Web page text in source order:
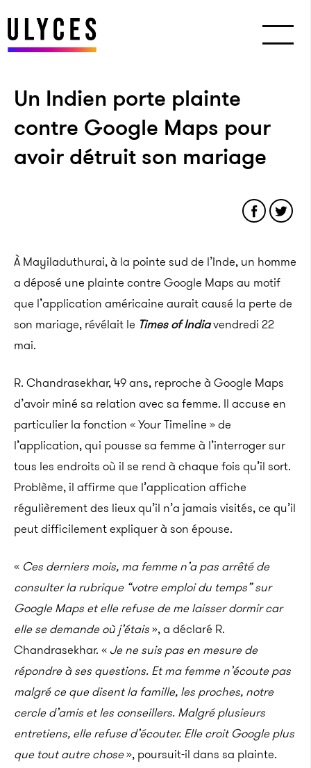
Un Indien porte plainte
contre Google Maps pour
avoir détruit son mariage
À Mayiladuthurai, à la pointe sud de l’Inde, un homme
a déposé une plainte contre Google Maps au motif
que l’application américaine aurait causé la perte de
son mariage, révélait le Times of Indiavendredi 22
mai.
R. Chandrasekhar, 49 ans, reproche à Google Maps
d’avoir miné sa relation avec sa femme. Il accuse en
particulier la fonction « Your Timeline » de
l’application, qui pousse sa femme à l’interroger sur
tous les endroits où il se rend à chaque fois qu’il sort.
Problème, il affirme que l’application affiche
régulièrement des lieux qu’il n’a jamais visités, ce qu’il
peut difficilement expliquer à son épouse.
« Ces derniers mois, ma femme n’a pas arrêté de
consulter la rubrique “votre emploi du temps” sur
Google Maps et elle refuse de me laisser dormir car
elle se demande où j’étais», a déclaré R.
Chandrasekhar. « Je ne suis pas en mesure de
répondre à ses questions. Et ma femme n’écoute pas
malgré ce que disent la famille, les proches, notre
cercle d’amis et les conseillers. Malgré plusieurs
entretiens, elle refuse d’écouter. Elle croit Google plus
que tout autre chose», poursuit-il dans sa plainte.